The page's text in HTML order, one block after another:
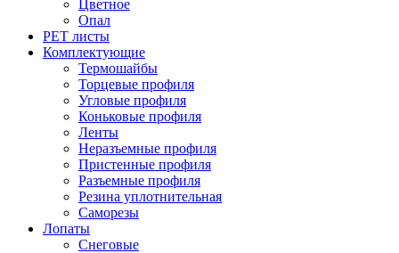
Цветное
Опал
PET листы
Комплектующие
Термошайбы
Торцевые профиля
Угловые профиля
Коньковые профиля
Ленты
Неразъемные профиля
Пристенные профиля
Разъемные профиля
Резина уплотнительная
Саморезы
Лопаты
Снеговые